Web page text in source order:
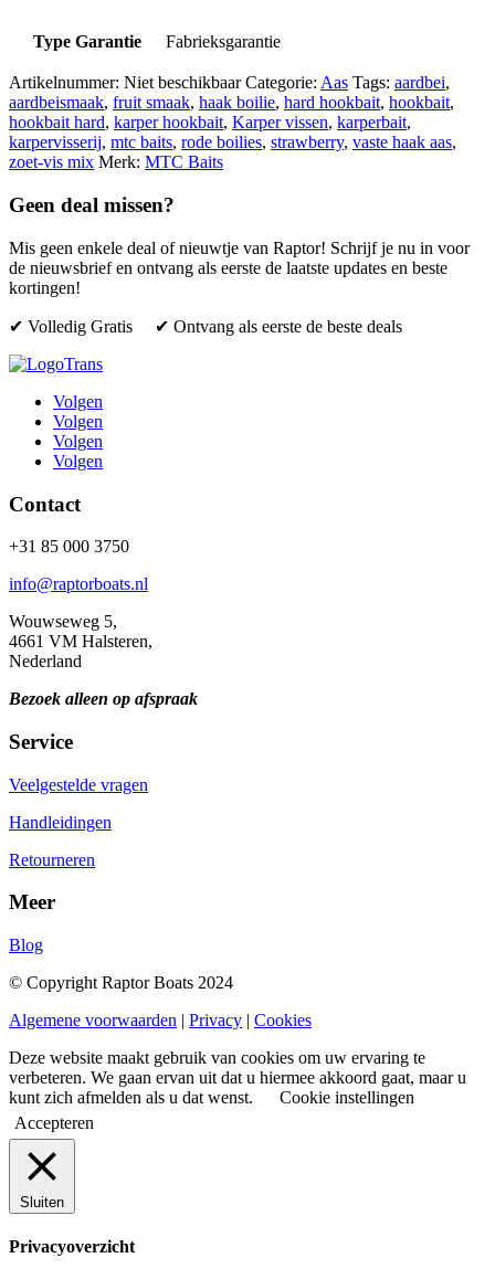
Type Garantie Fabrieksgarantie
Artikelnummer: Niet beschikbaar Categorie: Aas Tags: aardbei,
aardbeismaak, fruit smaak, haak boilie, hard hookbait, hookbait,
hookbait hard, karper hookbait, Karper vissen, karperbait,
karpervisserij, mtc baits, rode boilies, strawberry, vaste haak aas,
zoet-vis mix Merk: MTC Baits
Geen deal missen?
Mis geen enkele deal of nieuwtje van Raptor! Schrijf je nu in voor
de nieuwsbrief en ontvang als eerste de laatste updates en beste
kortingen!
✔ Volledig Gratis ✔ Ontvang als eerste de beste deals
Volgen
Volgen
Volgen
Volgen
Contact
+31 85 000 3750
info@raptorboats.nl
Wouwseweg 5,
4661 VM Halsteren,
Nederland
Bezoek alleen op afspraak
Service
Veelgestelde vragen
Handleidingen
Retourneren
Meer
Blog
© Copyright Raptor Boats 2024
Algemene voorwaarden | Privacy | Cookies
Deze website maakt gebruik van cookies om uw ervaring te
verbeteren. We gaan ervan uit dat u hiermee akkoord gaat, maar u
kunt zich afmelden als u dat wenst.
Cookie instellingen
Accepteren
Sluiten
Privacyoverzicht